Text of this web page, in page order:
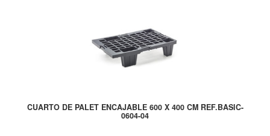
CUARTO DE PALET ENCAJABLE 600 X 400 CM REF.BASIC-
0604-04